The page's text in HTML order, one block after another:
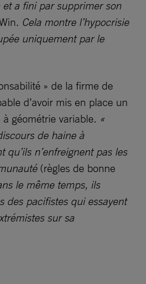
a fini par supprimer son
Cela montre l’hypocrisie
uniquement par le
» de la firme de
d’avoir mis en place un
géométrie variable. «
de haine à
qu’ils n’enfreignent pas les
(règles de bonne
le même temps, ils
des pacifistes qui essayent
sur sa